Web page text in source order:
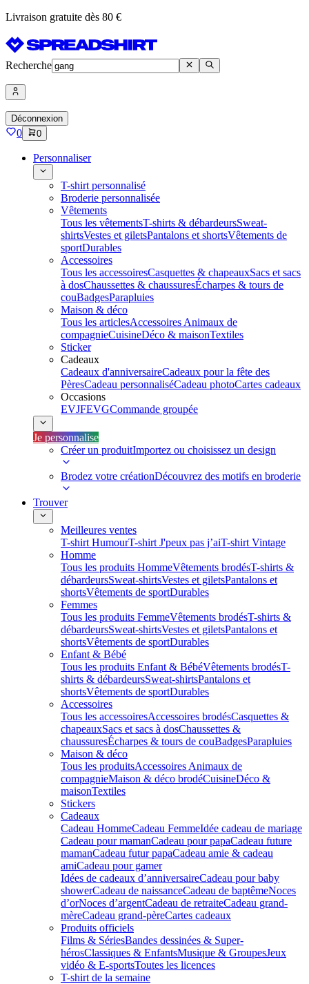
Livraison gratuite dès 80 €
Recherche
Déconnexion
0 0
Personnaliser
T-shirt personnalisé
Broderie personnalisée
Vêtements
Tous les vêtementsT-shirts & débardeursSweat-
shirtsVestes et giletsPantalons et shortsVêtements de
sportDurables
Accessoires
Tous les accessoiresCasquettes & chapeauxSacs et sacs
à dosChaussettes & chaussuresÉcharpes & tours de
couBadgesParapluies
Maison & déco
Tous les articlesAccessoires Animaux de
compagnieCuisineDéco & maisonTextiles
Sticker
Cadeaux
Cadeaux d'anniversaireCadeaux pour la fête des
PèresCadeau personnaliséCadeau photoCartes cadeaux
Occasions
EVJFEVGCommande groupée
Je personnalise
Créer un produitImportez ou choisissez un design
Brodez votre créationDécouvrez des motifs en broderie
Trouver
Meilleures ventes
T-shirt HumourT-shirt J'peux pas j’aiT-shirt Vintage
Homme
Tous les produits HommeVêtements brodésT-shirts &
débardeursSweat-shirtsVestes et giletsPantalons et
shortsVêtements de sportDurables
Femmes
Tous les produits FemmeVêtements brodésT-shirts &
débardeursSweat-shirtsVestes et giletsPantalons et
shortsVêtements de sportDurables
Enfant & Bébé
Tous les produits Enfant & BébéVêtements brodésT-
shirts & débardeursSweat-shirtsPantalons et
shortsVêtements de sportDurables
Accessoires
Tous les accessoiresAccessoires brodésCasquettes &
chapeauxSacs et sacs à dosChaussettes &
chaussuresÉcharpes & tours de couBadgesParapluies
Maison & déco
Tous les produitsAccessoires Animaux de
compagnieMaison & déco brodéCuisineDéco &
maisonTextiles
Stickers
Cadeaux
Cadeau HommeCadeau FemmeIdée cadeau de mariage​
Cadeau pour mamanCadeau pour papaCadeau future
mamanCadeau futur papaCadeau amie & cadeau
amiCadeau pour gamer
Idées de cadeaux d’anniversaireCadeau pour baby
showerCadeau de naissanceCadeau de baptêmeNoces
d’orNoces d’argentCadeau de retraiteCadeau grand-
mèreCadeau grand-pèreCartes cadeaux
Produits officiels
Films & SériesBandes dessinées & Super-
hérosClassiques & EnfantsMusique & GroupesJeux
vidéo & E-sportsToutes les licences
T-shirt de la semaine